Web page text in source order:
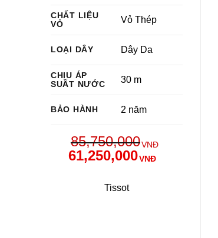
CHẤT LIỆU
VỎ
Vỏ Thép
LOẠI DÂY Dây Da
CHỊU ÁP
SUẤT NƯỚC
30 m
BẢO HÀNH 2 năm
85,750,000VNĐ
61,250,000VNĐ
Tissot